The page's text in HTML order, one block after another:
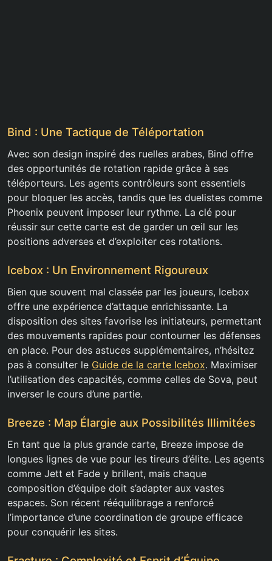
Bind : Une Tactique de Téléportation
Avec son design inspiré des ruelles arabes, Bind offre
des opportunités de rotation rapide grâce à ses
téléporteurs. Les agents contrôleurs sont essentiels
pour bloquer les accès, tandis que les duelistes comme
Phoenix peuvent imposer leur rythme. La clé pour
réussir sur cette carte est de garder un œil sur les
positions adverses et d’exploiter ces rotations.
Icebox : Un Environnement Rigoureux
Bien que souvent mal classée par les joueurs, Icebox
offre une expérience d’attaque enrichissante. La
disposition des sites favorise les initiateurs, permettant
des mouvements rapides pour contourner les défenses
en place. Pour des astuces supplémentaires, n’hésitez
pas à consulter le Guide de la carte Icebox. Maximiser
l’utilisation des capacités, comme celles de Sova, peut
inverser le cours d’une partie.
Breeze : Map Élargie aux Possibilités Illimitées
En tant que la plus grande carte, Breeze impose de
longues lignes de vue pour les tireurs d’élite. Les agents
comme Jett et Fade y brillent, mais chaque
composition d’équipe doit s’adapter aux vastes
espaces. Son récent rééquilibrage a renforcé
l’importance d’une coordination de groupe efficace
pour conquérir les sites.